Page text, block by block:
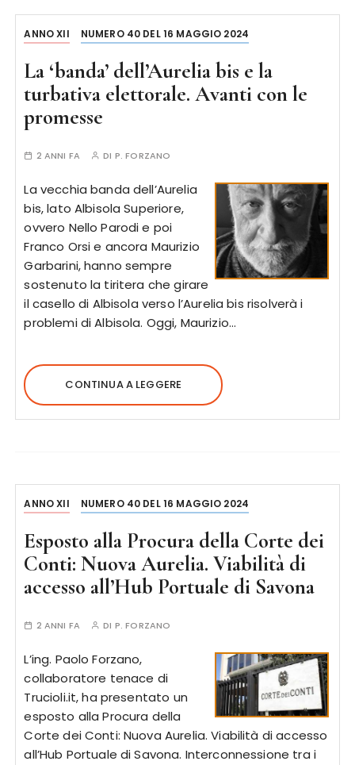
ANNO XII NUMERO 40 DEL 16 MAGGIO 2024
La ‘banda’ dell’Aurelia bis e la
turbativa elettorale. Avanti con le
promesse
2 ANNI FA DI P. FORZANO
La vecchia banda dell’Aurelia
bis, lato Albisola Superiore,
ovvero Nello Parodi e poi
Franco Orsi e ancora Maurizio
Garbarini, hanno sempre
sostenuto la tiritera che girare
il casello di Albisola verso l’Aurelia bis risolverà i
problemi di Albisola. Oggi, Maurizio…
CONTINUA A LEGGERE
ANNO XII NUMERO 40 DEL 16 MAGGIO 2024
Esposto alla Procura della Corte dei
Conti: Nuova Aurelia. Viabilità di
accesso all’Hub Portuale di Savona
2 ANNI FA DI P. FORZANO
L’ing. Paolo Forzano,
collaboratore tenace di
Trucioli.it, ha presentato un
esposto alla Procura della
Corte dei Conti: Nuova Aurelia. Viabilità di accesso
all’Hub Portuale di Savona. Interconnessione tra i